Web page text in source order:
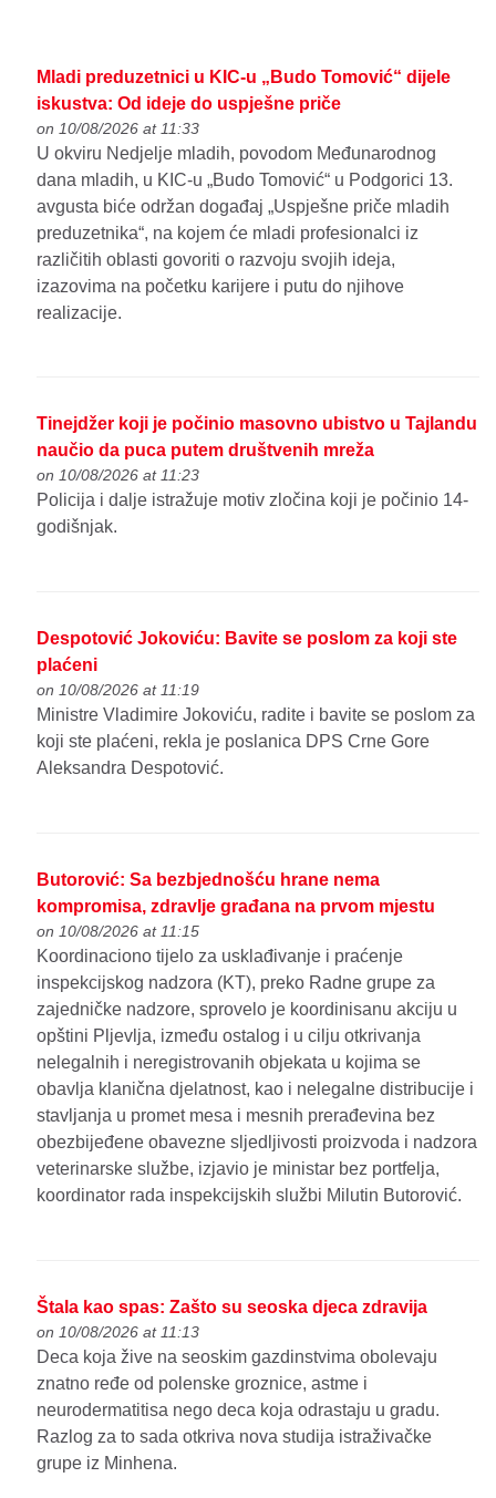
Mladi preduzetnici u KIC-u „Budo Tomović“ dijele
iskustva: Od ideje do uspješne priče
on 10/08/2026 at 11:33
U okviru Nedjelje mladih, povodom Međunarodnog
dana mladih, u KIC-u „Budo Tomović“ u Podgorici 13.
avgusta biće održan događaj „Uspješne priče mladih
preduzetnika“, na kojem će mladi profesionalci iz
različitih oblasti govoriti o razvoju svojih ideja,
izazovima na početku karijere i putu do njihove
realizacije.
Tinejdžer koji je počinio masovno ubistvo u Tajlandu
naučio da puca putem društvenih mreža
on 10/08/2026 at 11:23
Policija i dalje istražuje motiv zločina koji je počinio 14-
godišnjak.
Despotović Jokoviću: Bavite se poslom za koji ste
plaćeni
on 10/08/2026 at 11:19
Ministre Vladimire Jokoviću, radite i bavite se poslom za
koji ste plaćeni, rekla je poslanica DPS Crne Gore
Aleksandra Despotović.
Butorović: Sa bezbjednošću hrane nema
kompromisa, zdravlje građana na prvom mjestu
on 10/08/2026 at 11:15
Koordinaciono tijelo za usklađivanje i praćenje
inspekcijskog nadzora (KT), preko Radne grupe za
zajedničke nadzore, sprovelo je koordinisanu akciju u
opštini Pljevlja, između ostalog i u cilju otkrivanja
nelegalnih i neregistrovanih objekata u kojima se
obavlja klanična djelatnost, kao i nelegalne distribucije i
stavljanja u promet mesa i mesnih prerađevina bez
obezbijeđene obavezne sljedljivosti proizvoda i nadzora
veterinarske službe, izjavio je ministar bez portfelja,
koordinator rada inspekcijskih službi Milutin Butorović.
Štala kao spas: Zašto su seoska djeca zdravija
on 10/08/2026 at 11:13
Deca koja žive na seoskim gazdinstvima obolevaju
znatno ređe od polenske groznice, astme i
neurodermatitisa nego deca koja odrastaju u gradu.
Razlog za to sada otkriva nova studija istraživačke
grupe iz Minhena.